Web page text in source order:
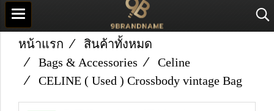
หน้าแรก
สินค้าทั้งหมด
Bags & Accessories
Celine
CELINE ( Used ) Crossbody vintage Bag